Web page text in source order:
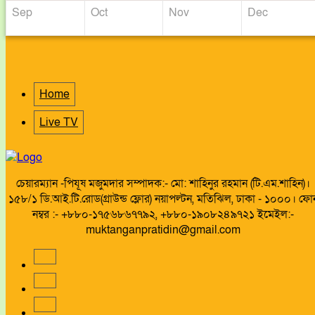
Sep Oct Nov Dec
Home
Live TV
চেয়ারম্যান -পিযূষ মজুমদার সম্পাদক:- মো: শাহিনুর রহমান (টি.এম.শাহিন)।
১৫৮/১ ডি.আই.টি.রোড(গ্রাউন্ড ফ্লোর) নয়াপল্টন, মতিঝিল, ঢাকা - ১০০০।
নম্বর :- +৮৮০-১৭৫৬৮৬৭৭৯২, +৮৮০-১৯০৮২৪৯৭২১ ইমেইল:-
muktanganpratidin@gmail.com